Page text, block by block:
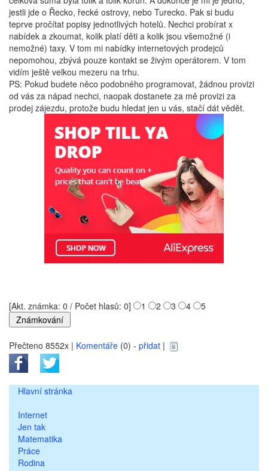
jestli jde o Řecko, řecké ostrovy, nebo Turecko. Pak si budu
teprve pročítat popisy jednotlivých hotelů. Nechci probírat x
nabídek a zkoumat, kolik platí děti a kolik jsou všemožné (i
nemožné) taxy. V tom mi nabídky internetových prodejců
nepomohou, zbývá pouze kontakt se živým operátorem. V tom
vidím ještě velkou mezeru na trhu.
PS: Pokud budete něco podobného programovat, žádnou provizi
od vás za nápad nechci, naopak dostanete za mě provizi za
prodej zájezdu, protože budu hledat jen u vás, stačí dát vědět.
[Akt. známka: 0 / Počet hlasů: 0] 1 2 3 4 5
Přečteno 8552x | Komentáře (0) - přidat |
Hlavní stránka
Internet
Jen tak
Matematika
Práce
Rodina